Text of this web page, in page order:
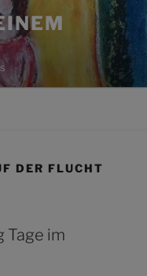
DER FLUCHT
Tage im